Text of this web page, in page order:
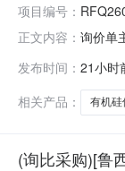
项目编号：
正文内容： 询价单
核对报
发布时间： 21小时
相关产品：
有机硅
(询比采购)[鲁